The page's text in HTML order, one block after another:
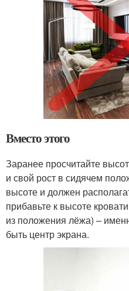
Вместо этого
Заранее просчитайте
и свой рост в сидячем
высоте и должен
прибавьте к высоте
из положения лёжа) –
быть центр экрана.